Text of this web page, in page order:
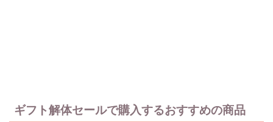
ギフト解体セールで購入するおすすめの商品